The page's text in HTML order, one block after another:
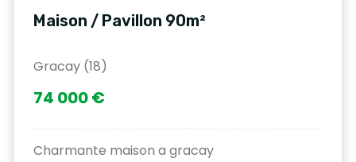
Maison / Pavillon 90m²
Gracay (18)
74 000 €
Charmante maison a gracay